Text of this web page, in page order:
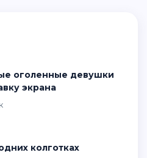
экрана
колготках